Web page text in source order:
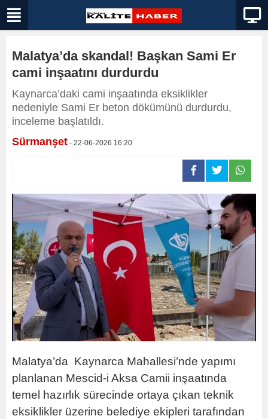
Malatya’da skandal! Başkan Sami Er
cami inşaatını durdurdu
Kaynarca’daki cami inşaatında eksiklikler
nedeniyle Sami Er beton dökümünü durdurdu,
inceleme başlatıldı.
Sürmanşet - 22-06-2026 16:20
Malatya’da Kaynarca Mahallesi’nde yapımı
planlanan Mescid-i Aksa Camii inşaatında
temel hazırlık sürecinde ortaya çıkan teknik
eksiklikler üzerine belediye ekipleri tarafından